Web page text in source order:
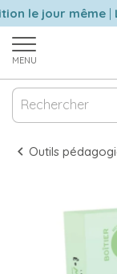
le jour même|
MENU
Outils